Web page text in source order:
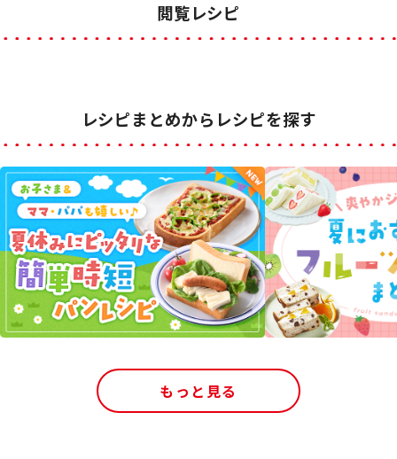
閲覧レシピ
レシピまとめからレシピを探す
もっと見る